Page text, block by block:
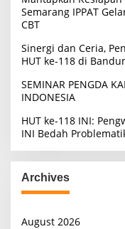
Semarang IPPAT
CBT
Sinergi dan Ceria,
HUT ke-118 di
SEMINAR PENGDA
INDONESIA
HUT ke-118 INI:
INI Bedah
Archives
August 2026